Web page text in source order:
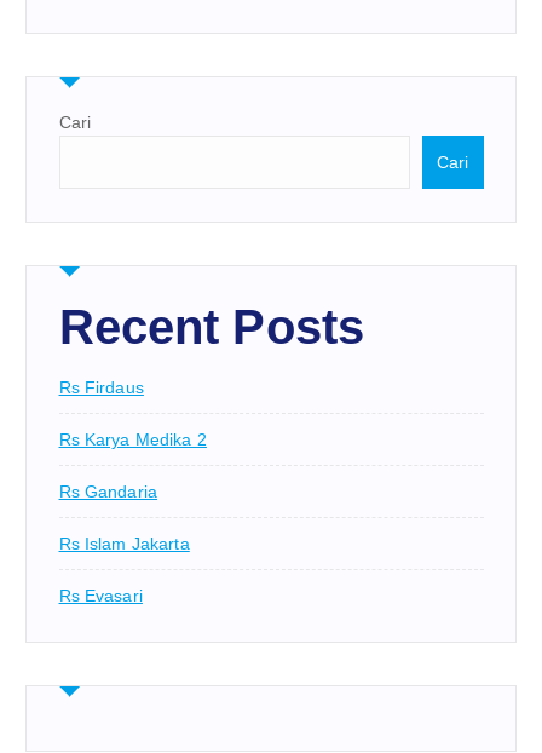
Cari
Cari
Recent Posts
Rs Firdaus
Rs Karya Medika 2
Rs Gandaria
Rs Islam Jakarta
Rs Evasari